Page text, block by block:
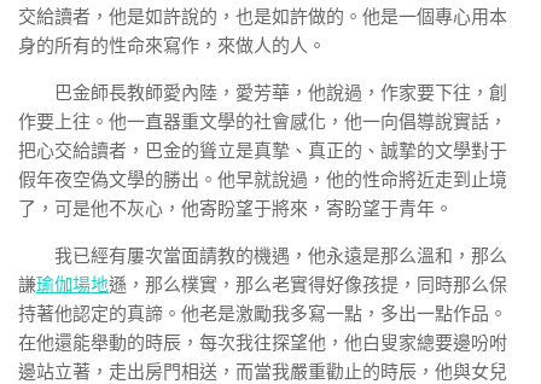
交給讀者，他是如許說的，也是如許做的。他是一個專心用本
身的所有的性命來寫作，來做人的人。
巴金師長教師愛內陸，愛芳華，他說過，作家要下往，創
作要上往。他一直器重文學的社會感化，他一向倡導說實話，
把心交給讀者，巴金的聳立是真摯、真正的、誠摯的文學對于
假年夜空偽文學的勝出。他早就說過，他的性命將近走到止境
了，可是他不灰心，他寄盼望于將來，寄盼望于青年。
我已經有屢次當面請教的機遇，他永遠是那么溫和，那么
謙瑜伽場地遜，那么樸實，那么老實得好像孩提，同時那么保
持著他認定的真諦。他老是激勵我多寫一點，多出一點作品。
在他還能舉動的時辰，每次我往探望他，他白叟家總要邊吩咐
邊站立著，走出房門相送，而當我嚴重勸止的時辰，他與女兒